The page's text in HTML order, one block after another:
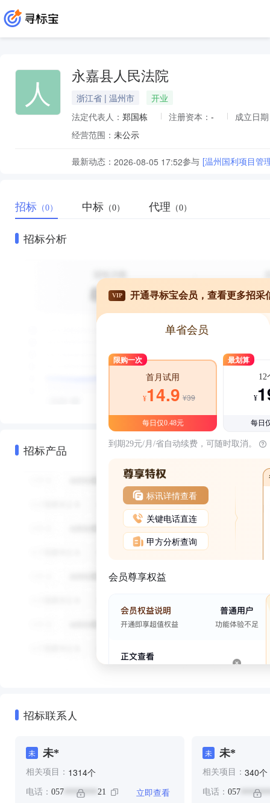
人 永嘉县人民法院
浙江省 | 温州市
开业
法定代表人： 郑国栋 注册资本： -
成立日
经营范围： 未公示
最新动态： 2026-08-05 17:52参与 [温州国利项目管
招标 （0） 中标 （0） 代理 （0）
招标分析
招标产品
VIP 开通寻标宝会员，查看更多招采
单省会员
限购一次
首月试用
¥14.9 ¥39
每日仅0.48元
最划算
12
¥
每日
到期29元/月/省自动续费，可随时取消。
标讯详情查看
关键电话直连
甲方分析查询
会员尊享权益
招标联系人
未 未*
相关项目： 1314个
电话： 057 ******** 21 立即查看
未 未*
相关项目： 340个
电话： 057